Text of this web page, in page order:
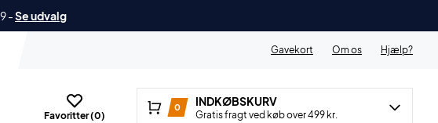
-Se udvalg
Gavekort Om os Hjælp?
Favoritter (0)
0 INDKØBSKURV
Gratis fragt ved køb over 499 kr.